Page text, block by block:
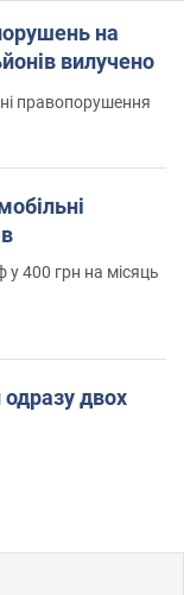
на
вилучено
правопорушення
400 грн на місяць
одразу двох